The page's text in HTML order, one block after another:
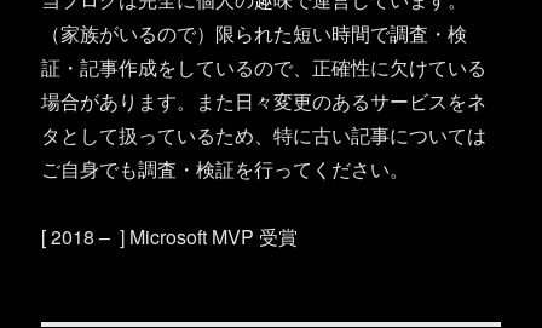
（家族がいるので）限られた短い時間で調査・検
証・記事作成をしているので、正確性に欠けている
場合があります。また日々変更のあるサービスをネ
タとして扱っているため、特に古い記事については
ご自身でも調査・検証を行ってください。
[ 2018 – ] Microsoft MVP 受賞